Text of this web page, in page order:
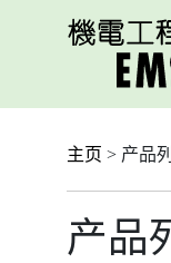
主页 > 产品
产品